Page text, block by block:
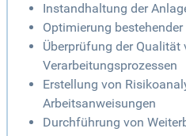
Instandhaltung der
Optimierung
Überprüfung der Qualität
Verarbeitungsprozessen
Erstellung von
Arbeitsanweisungen
Durchführung von